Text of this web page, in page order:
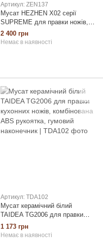
Артикул: ZEN137
Мусат HEZHEN X02 серії
SUPREME для правки ножів,
довжина стрижня 228мм,
діаметр 12мм, хромована
2 400 грн
Немає в наявності
Артикул: TDA102
Мусат керамічний білий
TAIDEA TG2006 для правки
кухонних ножів, комбінована
ABS рукоятка, гумовий
1 173 грн
Немає в наявності